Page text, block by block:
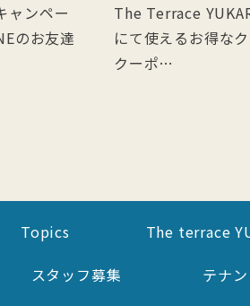
ャンペー
のお友達
The Terrace
にて使えるお得な
クーポ…
Topics The terrace
スタッフ募集 テナ